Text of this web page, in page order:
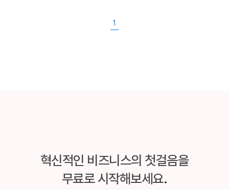
1
혁신적인 비즈니스의 첫걸음을
무료로 시작해보세요.